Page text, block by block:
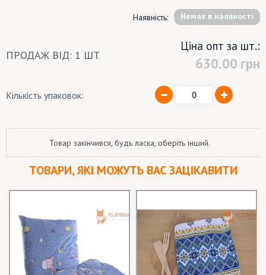
Наявність: Немає в наявності
ПРОДАЖ ВІД: 1 ШТ
Ціна опт за шт.:
630.00 грн
Кількість упаковок:
Товар закінчився, будь ласка, оберіть інший.
ТОВАРИ, ЯКІ МОЖУТЬ ВАС ЗАЦІКАВИТИ